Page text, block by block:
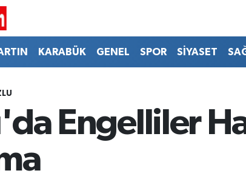
KARABÜK GENEL SPOR SİYASET
Engelliler